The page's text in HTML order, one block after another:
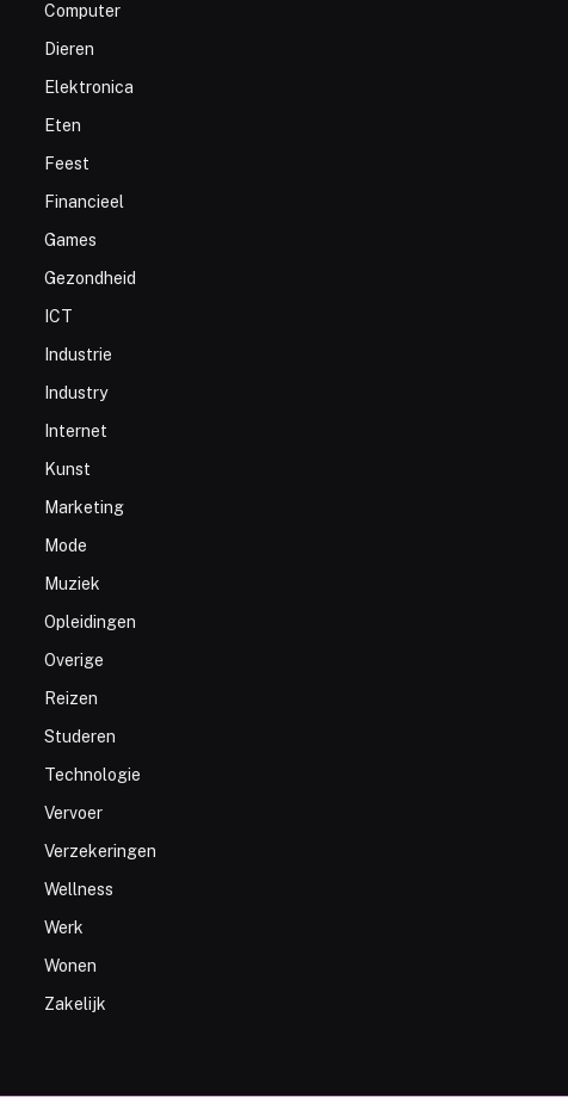
Computer
Dieren
Elektronica
Eten
Feest
Financieel
Games
Gezondheid
ICT
Industrie
Industry
Internet
Kunst
Marketing
Mode
Muziek
Opleidingen
Overige
Reizen
Studeren
Technologie
Vervoer
Verzekeringen
Wellness
Werk
Wonen
Zakelijk